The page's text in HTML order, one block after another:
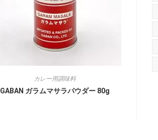
カレー用調味料
GABAN ガラムマサラパウダー 80g